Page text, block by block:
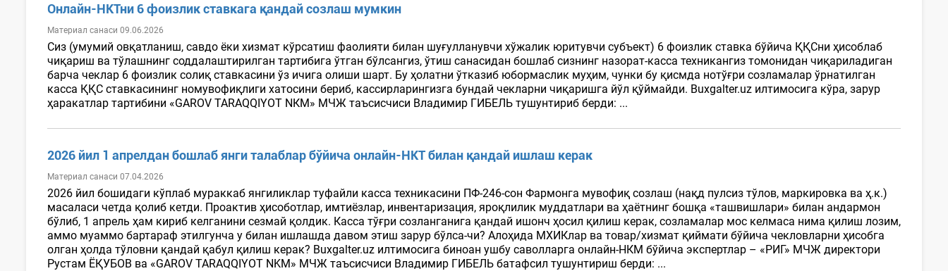
Онлайн-НКТни 6 фоизлик ставкага қандай созлаш мумкин
Материал санаси 09.06.2026
Сиз (умумий овқатланиш, савдо ёки хизмат кўрсатиш фаолияти билан шуғулланувчи хўжалик юритувчи субъект) 6 фоизлик ставка бўйича ҚҚСни ҳисоблаб
чиқариш ва тўлашнинг соддалаштирилган тартибига ўтган бўлсангиз, ўтиш санасидан бошлаб сизнинг назорат-касса техникангиз томонидан чиқариладиган
барча чеклар 6 фоизлик солиқ ставкасини ўз ичига олиши шарт. Бу ҳолатни ўтказиб юбормаслик муҳим, чунки бу қисмда нотўғри созламалар ўрнатилган
касса ҚҚС ставкасининг номувофиқлиги хатосини бериб, кассирларингизга бундай чекларни чиқаришга йўл қўймайди. Buxgalter.uz илтимосига кўра, зарур
ҳаракатлар тартибини «GAROV TARAQQIYOT NКМ» МЧЖ таъсисчиси Владимир ГИБЕЛЬ тушунтириб берди: ...
2026 йил 1 апрелдан бошлаб янги талаблар бўйича онлайн-НКТ билан қандай ишлаш керак
Материал санаси 07.04.2026
2026 йил бошидаги кўплаб мураккаб янгиликлар туфайли касса техникасини ПФ-246-сон Фармонга мувофиқ созлаш (нақд пулсиз тўлов, маркировка ва ҳ.к.)
масаласи четда қолиб кетди. Проактив ҳисоботлар, имтиёзлар, инвентаризация, яроқлилик муддатлари ва ҳаётнинг бошқа «ташвишлари» билан андармон
бўлиб, 1 апрель ҳам кириб келганини сезмай қолдик. Касса тўғри созланганига қандай ишонч ҳосил қилиш керак, созламалар мос келмаса нима қилиш лозим,
аммо муаммо бартараф этилгунча у билан ишлашда давом этиш зарур бўлса-чи? Алоҳида МХИКлар ва товар/хизмат қиймати бўйича чекловларни ҳисобга
олган ҳолда тўловни қандай қабул қилиш керак? Buxgalter.uz илтимосига биноан ушбу саволларга онлайн-НКМ бўйича экспертлар – «РИГ» МЧЖ директори
Рустам ЁҚУБОВ ва «GAROV TARAQQIYOT NKM» МЧЖ таъсисчиси Владимир ГИБЕЛЬ батафсил тушунтириш берди: ...